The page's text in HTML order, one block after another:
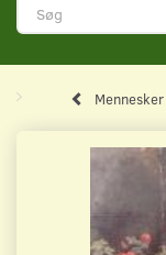
Mennesker